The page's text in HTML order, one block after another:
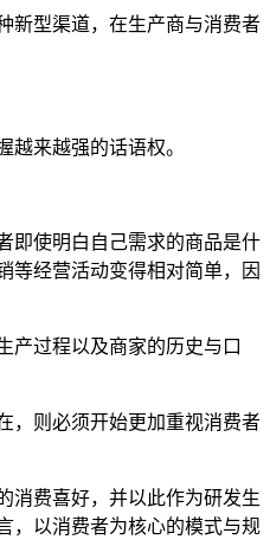
新型渠道，在生产商与消费者
来越强的话语权。
即使明白自己需求的商品是什
等经营活动变得相对简单，因
产过程以及商家的历史与口
，则必须开始更加重视消费者
消费喜好，并以此作为研发生
，以消费者为核心的模式与规